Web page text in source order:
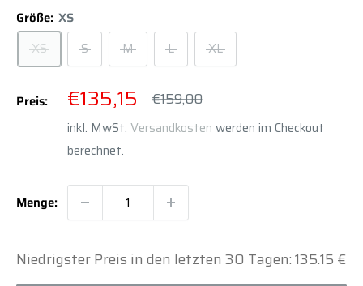
Größe: XS
XS
S M L XL
Preis: Sonderpreis
€135,15 Normalpreis
€159,00
inkl. MwSt. Versandkosten werden im Checkout
berechnet.
Menge:
Niedrigster Preis in den letzten 30 Tagen: 135.15 €